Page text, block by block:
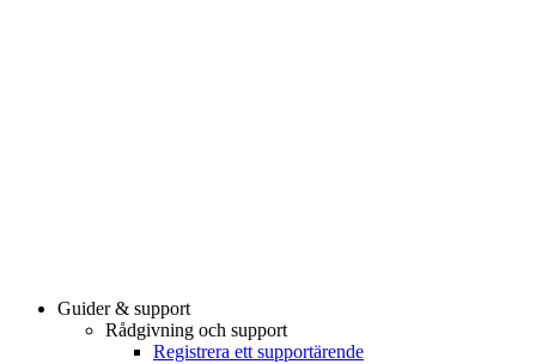
Guider & support
Rådgivning och support
Registrera ett supportärende